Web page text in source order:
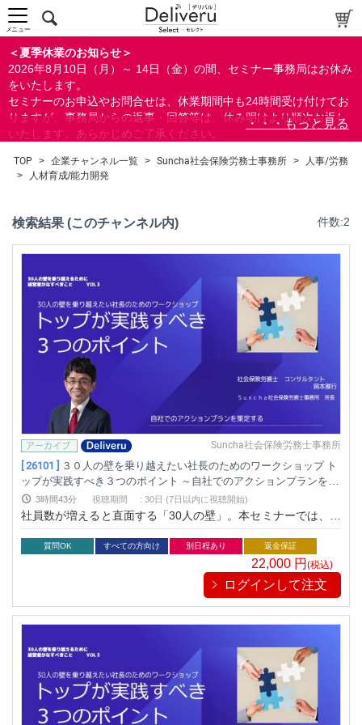
人事/労務
労使関係
採用
グローバル/海外人事
ダイバーシティ＆インクルージョン
社会保険/労働保険/税務
法律
人事考課/評価
人材育成/能力開発
総務/リスクマネジメント
すべて
検索
＜夏季休業のお知らせ＞
2026年8月10日（月）～ 14日（金）の間、セミナー事務局はお休み
をいたします。
セミナーのお申込やお問合せは、休業期間中も24時間受け付けてお
りますが、事務局からの返事・回答等は、休み明けより順次お返し
いたします。あらかじめご了承ください。
ができます。
メニュー
TOP > 企業チャンネル一覧 > Suncha社会保険労務士事務所 >
人事/労務
>
人材育成/能力開発
検索結果 (このチャンネル内) 件数:2
Suncha社会保険労務士事務所
[ 26101 ]
３０人の壁を乗り越えたい社長のためのワークショップ ト
ップが実践すべき３つのポイント ～自社でのアクションプランを策
定する～ 30人の壁を乗り越えるために経営者がなすべきこと vol.
３
3時間43分 視聴期間 : 30日 (7日以内に視聴開始)
社員数が増えると直面する「30人の壁」。本セミナーでは、経
営者が組織の停滞を防ぎ、成長を継続させるための実践的な手
法を学びます。ワークを通じ、自社に即したアクションプラン
質問OK すべての方向け 別日程あり 返金保証
22,000 円(税込)
ログインして注文